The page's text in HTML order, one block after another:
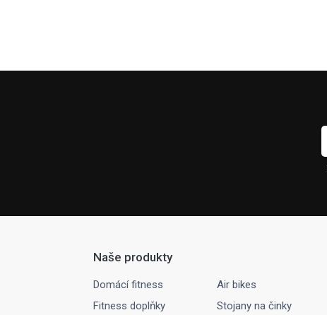
Naše produkty
Domácí fitness Air bikes
Fitness doplňky
Stojany na činky